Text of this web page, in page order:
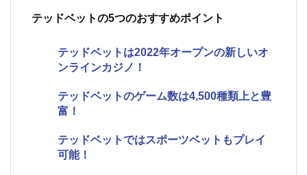
テッドベットの5つのおすすめポイント
テッドベットは2022年オープンの新しいオ
ンラインカジノ！
テッドベットのゲーム数は4,500種類上と豊
富！
テッドベットではスポーツベットもプレイ
可能！